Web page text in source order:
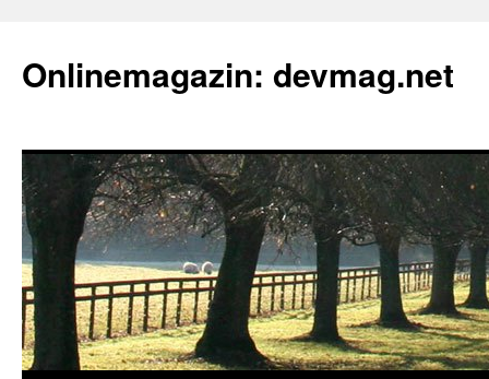
Onlinemagazin: devmag.net